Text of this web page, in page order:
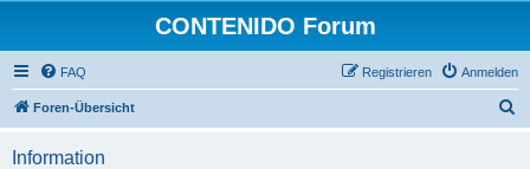
CONTENIDO Forum
FAQ Anmelden
Registrieren
Foren-Übersicht
Information